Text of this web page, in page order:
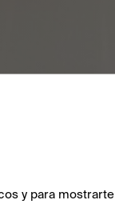
y para mostrarte